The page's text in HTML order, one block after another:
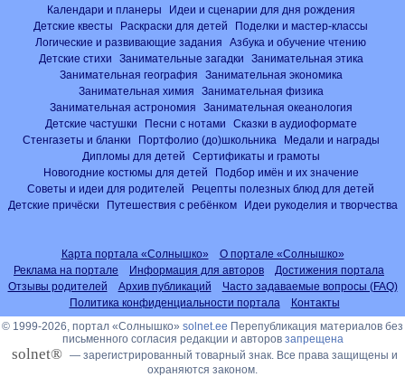
Календари и планеры
Идеи и сценарии для дня рождения
Детские квесты
Раскраски для детей
Поделки и мастер-классы
Логические и развивающие задания
Азбука и обучение чтению
Детские стихи
Занимательные загадки
Занимательная этика
Занимательная география
Занимательная экономика
Занимательная химия
Занимательная физика
Занимательная астрономия
Занимательная океанология
Детские частушки
Песни с нотами
Сказки в аудиоформате
Стенгазеты и бланки
Портфолио (до)школьника
Медали и награды
Дипломы для детей
Сертификаты и грамоты
Новогодние костюмы для детей
Подбор имён и их значение
Советы и идеи для родителей
Рецепты полезных блюд для детей
Детские причёски
Путешествия с ребёнком Идеи рукоделия и творчества
Карта портала «Солнышко»
О портале «Солнышко»
Реклама на портале
Информация для авторов
Достижения портала
Отзывы родителей
Архив публикаций
Часто задаваемые вопросы (FAQ)
Политика конфиденциальности портала
Контакты
© 1999-2026, портал «Солнышко» solnet.ee Перепубликация материалов без
письменного согласия редакции и авторов запрещена
solnet® — зарегистрированный товарный знак. Все права защищены и
охраняются законом.